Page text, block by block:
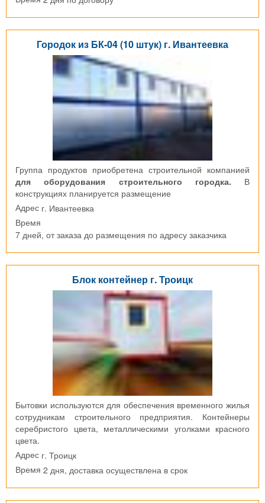
Городок из БК-04 (10 штук) г. Ивантеевка
Группа продуктов приобретена строительной компанией
для оборудования строительного городка. В
конструкциях планируется размещение
Адрес г. Ивантеевка
Время
7 дней, от заказа до размещения по адресу заказчика
Блок контейнер г. Троицк
Бытовки используются для обеспечения временного жилья
сотрудникам строительного предприятия. Контейнеры
серебристого цвета, металлическими уголками красного
цвета.
Адрес г. Троицк
Время 2 дня, доставка осуществлена в срок